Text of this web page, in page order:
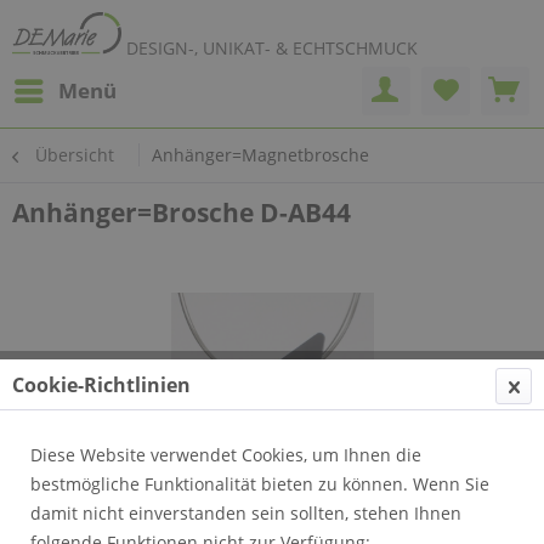
DESIGN-, UNIKAT- & ECHTSCHMUCK
Menü
Übersicht Anhänger=Magnetbrosche
Anhänger=Brosche D-AB44
Cookie-Richtlinien
Diese Website verwendet Cookies, um Ihnen die
bestmögliche Funktionalität bieten zu können. Wenn Sie
damit nicht einverstanden sein sollten, stehen Ihnen